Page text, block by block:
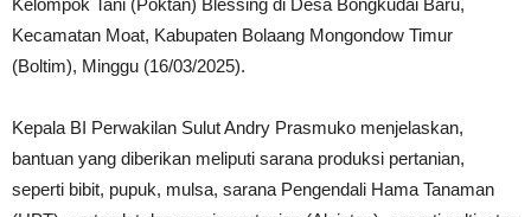
Kelompok Tani (Poktan) Blessing di Desa Bongkudai Baru,
Kecamatan Moat, Kabupaten Bolaang Mongondow Timur
(Boltim), Minggu (16/03/2025).
Kepala BI Perwakilan Sulut Andry Prasmuko menjelaskan,
bantuan yang diberikan meliputi sarana produksi pertanian,
seperti bibit, pupuk, mulsa, sarana Pengendali Hama Tanaman